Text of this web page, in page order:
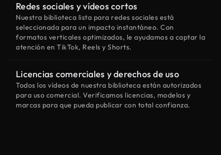
Redes sociales y vídeos cortos
Nuestra biblioteca lista para redes sociales está
seleccionada para un impacto instantáneo. Con
formatos verticales optimizados, le ayudamos a captar la
atención en TikTok, Reels y Shorts.
Licencias comerciales y derechos de uso
Todos los vídeos de nuestra biblioteca están autorizados
para uso comercial. Verificamos licencias, modelos y
marcas para que pueda publicar con total confianza.